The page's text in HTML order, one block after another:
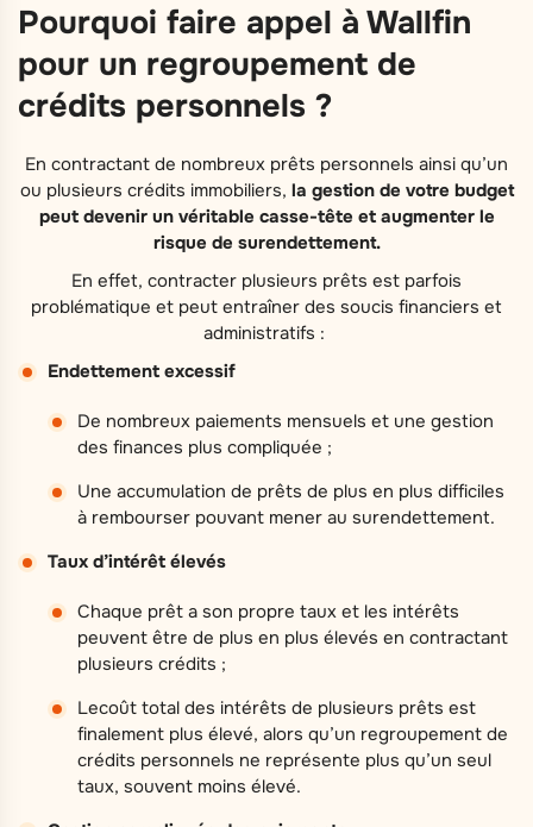
Pourquoi faire appel à Wallfin
pour un regroupement de
crédits personnels ?
En contractant de nombreux prêts personnels ainsi qu’un
ou plusieurs crédits immobiliers, la gestion de votre budget
peut devenir un véritable casse-tête et augmenter le
risque de surendettement.
En effet, contracter plusieurs prêts est parfois
problématique et peut entraîner des soucis financiers et
administratifs :
Endettement excessif
De nombreux paiements mensuels et une gestion
des finances plus compliquée ;
Une accumulation de prêts de plus en plus difficiles
à rembourser pouvant mener au surendettement.
Taux d’intérêt élevés
Chaque prêt a son propre taux et les intérêts
peuvent être de plus en plus élevés en contractant
plusieurs crédits ;
Lecoût total des intérêts de plusieurs prêts est
finalement plus élevé, alors qu’un regroupement de
crédits personnels ne représente plus qu’un seul
taux, souvent moins élevé.